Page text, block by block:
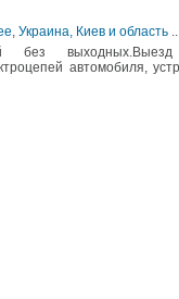
, Украина, Киев и область
без
автомобиля,